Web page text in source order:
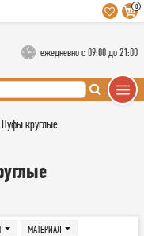
0
ежедневно с 09:00 до 21:00
Пуфы круглые
МАТЕРИАЛ